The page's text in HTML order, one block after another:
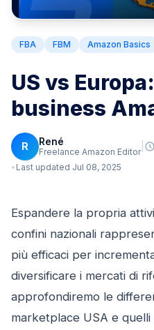
FBA FBM Amazon Basics
US vs
business
R René
Freelance Amazon Editor
Last updated Jul 08, 2025
Espandere la propria
confini nazionali
più efficaci per
diversificare i mercati di
approfondiremo le
marketplace USA e